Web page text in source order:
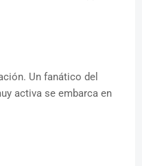
Un fanático del
activa se embarca en